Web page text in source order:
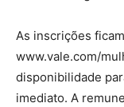
As inscrições
www.vale.com/
disponibilidade
imediato. A